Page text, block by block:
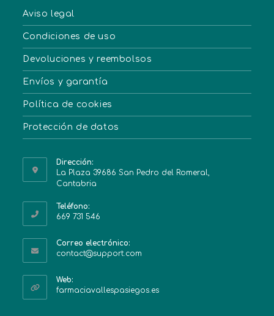
Aviso legal
Condiciones de uso
Devoluciones y reembolsos
Envíos y garantía
Política de cookies
Protección de datos
Dirección:
La Plaza 39686 San Pedro del Romeral,
Cantabria
Teléfono:
669 731 546
Correo electrónico:
contact@support.com
Web:
farmaciavallespasiegos.es